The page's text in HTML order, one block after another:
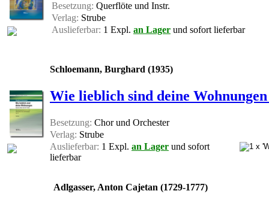
Besetzung: Querflöte und Instr.
Verlag: Strube
Auslieferbar: 1 Expl. an Lager und sofort lieferbar
Schloemann, Burghard (1935)
Wie lieblich sind deine
Besetzung: Chor und Orchester
Verlag: Strube
Auslieferbar: 1 Expl. an Lager und sofort
lieferbar
Adlgasser, Anton Cajetan (1729-1777)